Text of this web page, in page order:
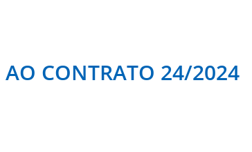
CONTRATO 24/2024